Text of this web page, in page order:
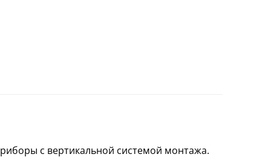
с вертикальной системой монтажа.